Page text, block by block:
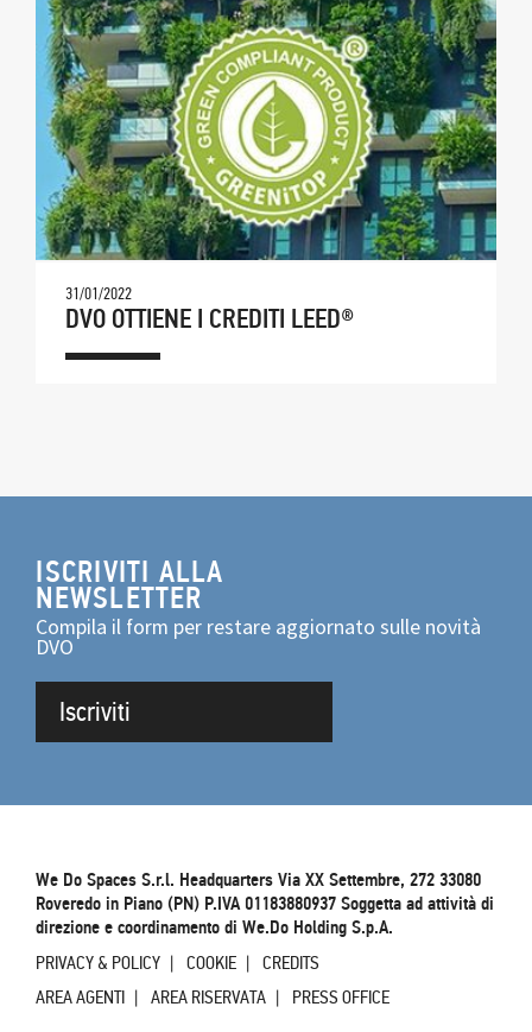
31/01/2022
DVO OTTIENE I CREDITI LEED®
ISCRIVITI ALLA
NEWSLETTER
Compila il form per restare aggiornato sulle novità
DVO
Iscriviti
We Do Spaces S.r.l. Headquarters Via XX Settembre, 272 33080
Roveredo in Piano (PN) P.IVA 01183880937 Soggetta ad attività di
direzione e coordinamento di We.Do Holding S.p.A.
PRIVACY & POLICY COOKIE
CREDITS
AREA AGENTI
AREA RISERVATA PRESS OFFICE